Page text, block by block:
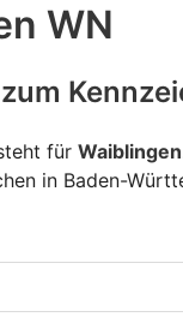
WN
für Waiblingen
in Baden-